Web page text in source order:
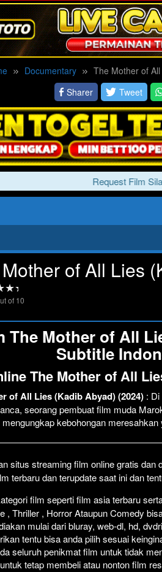
Documentary
The Mother of
Sharer
Tweet
Request Film
of All Lies
of 10
The Mother of All
Subtitle
The Mother of All
of All Lies (Kadib Abyad) (2024) :
seorang pembuat film muda
kebohongan
situs streaming film online gratis
terbaru dan terupdate saat ini dan
film seperti film asia terbaru
, Thriller , Horror Ataupun Comedy
mulai dari bluray, web-dl, hd,
tentu bisa anda pilih sesuai
seluruh penikmat film untuk tidak
tetap membeli atau nonton film